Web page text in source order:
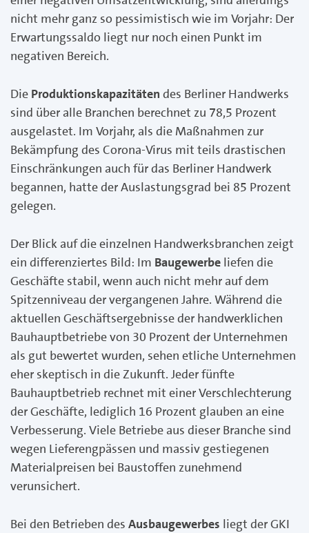
nicht mehr ganz so pessimistisch wie im Vorjahr: Der
Erwartungssaldo liegt nur noch einen Punkt im
negativen Bereich.
Die Produktionskapazitäten des Berliner Handwerks
sind über alle Branchen berechnet zu 78,5 Prozent
ausgelastet. Im Vorjahr, als die Maßnahmen zur
Bekämpfung des Corona-Virus mit teils drastischen
Einschränkungen auch für das Berliner Handwerk
begannen, hatte der Auslastungsgrad bei 85 Prozent
gelegen.
Der Blick auf die einzelnen Handwerksbranchen zeigt
ein differenziertes Bild: Im Baugewerbe liefen die
Geschäfte stabil, wenn auch nicht mehr auf dem
Spitzenniveau der vergangenen Jahre. Während die
aktuellen Geschäftsergebnisse der handwerklichen
Bauhauptbetriebe von 30 Prozent der Unternehmen
als gut bewertet wurden, sehen etliche Unternehmen
eher skeptisch in die Zukunft. Jeder fünfte
Bauhauptbetrieb rechnet mit einer Verschlechterung
der Geschäfte, lediglich 16 Prozent glauben an eine
Verbesserung. Viele Betriebe aus dieser Branche sind
wegen Lieferengpässen und massiv gestiegenen
Materialpreisen bei Baustoffen zunehmend
verunsichert.
Bei den Betrieben des Ausbaugewerbes liegt der GKI